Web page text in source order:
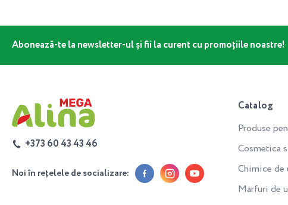
Abonează-te la newsletter-ul și fii la curent cu promoțiile noastre!
+373 60 43 43 46
Noi în rețelele de socializare:
Catalog
Produse
Cosmetica
Chimice de
Marfuri de